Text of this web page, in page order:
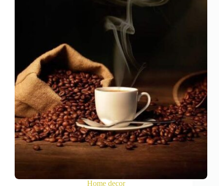
Home decor